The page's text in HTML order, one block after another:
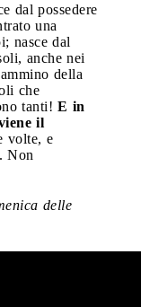
dal possedere
una
nasce dal
anche nei
della
che
tanti! E in
il
volte, e
Non
delle